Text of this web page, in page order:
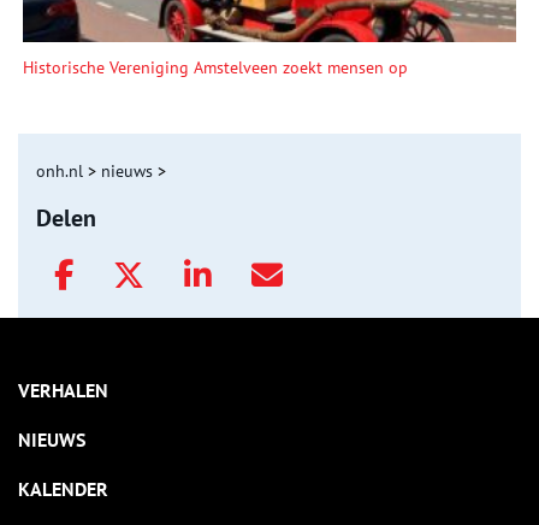
Historische Vereniging Amstelveen zoekt mensen op
onh.nl > nieuws >
Delen
VERHALEN
NIEUWS
KALENDER